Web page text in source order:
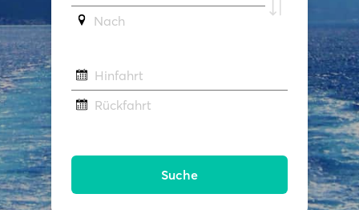
Νach
Hinfahrt
Rückfahrt
Suche